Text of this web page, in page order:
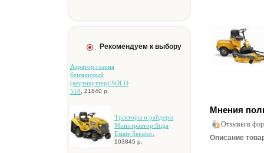
Рекомендуем к выбору
Aэpaтop гaзoнa
бeнзинoвый
(вepтикуттep) SOLO
518, 21840 р.
Tpaктopы и paйдepы
Mинитpaктop Stiga
Estate Senator,
103845 р.
Мнения
Отзывы в
Описание